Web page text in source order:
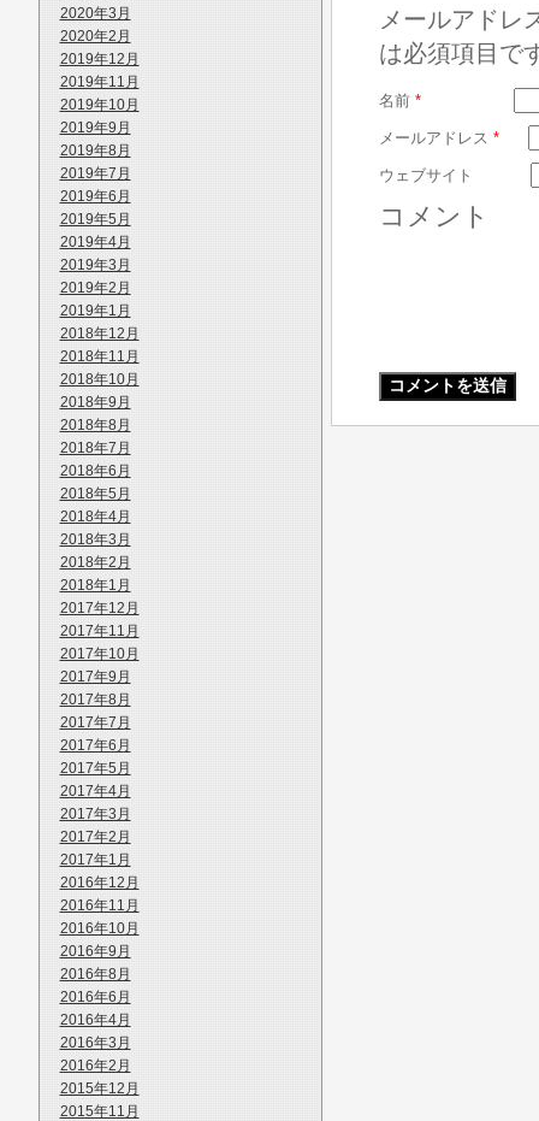
2020年3月
2020年2月
2019年12月
2019年11月
2019年10月
2019年9月
2019年8月
2019年7月
2019年6月
2019年5月
2019年4月
2019年3月
2019年2月
2019年1月
2018年12月
2018年11月
2018年10月
2018年9月
2018年8月
2018年7月
2018年6月
2018年5月
2018年4月
2018年3月
2018年2月
2018年1月
2017年12月
2017年11月
2017年10月
2017年9月
2017年8月
2017年7月
2017年6月
2017年5月
2017年4月
2017年3月
2017年2月
2017年1月
2016年12月
2016年11月
2016年10月
2016年9月
2016年8月
2016年6月
2016年4月
2016年3月
2016年2月
2015年12月
2015年11月
メールアドレ
は必須項目で
名前 *
メールアドレス *
ウェブサイト
コメント